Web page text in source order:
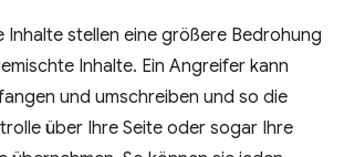
Inhalte stellen eine größere Bedrohung
Inhalte. Ein Angreifer kann
und umschreiben und so die
über Ihre Seite oder sogar Ihre